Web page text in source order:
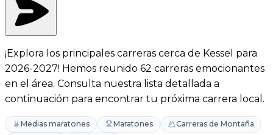
¡Explora los principales carreras cerca de Kessel para
2026-2027! Hemos reunido 62 carreras emocionantes
en el área. Consulta nuestra lista detallada a
continuación para encontrar tu próxima carrera local.
Medias maratones Maratones
Carreras de Montaña